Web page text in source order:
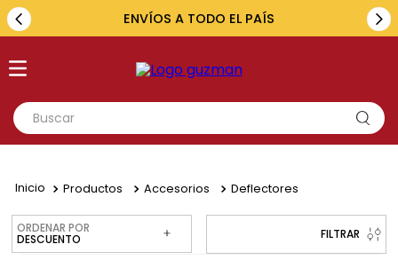
ENVÍOS A TODO EL PAÍS
Buscar
1.
toyota
2.
renault
3.
amarok
Productos Accesorios Deflectores
ORDENAR POR
DESCUENTO FILTRAR